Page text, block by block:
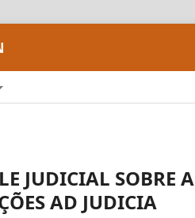
JUDICIAL SOBRE A
AD JUDICIA